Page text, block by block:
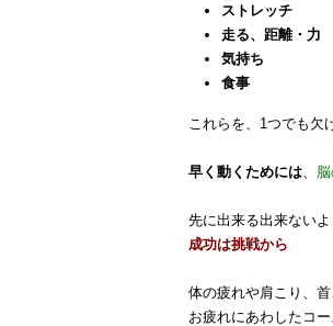
ストレッチ ウ
走る、距離・力
気持ち メン
食事 栄
これらを、1つでも
早く動くためには
先に出来る出来ないよ
成功は挑戦から
体の疲れや肩こり、
お疲れにあわしたコ